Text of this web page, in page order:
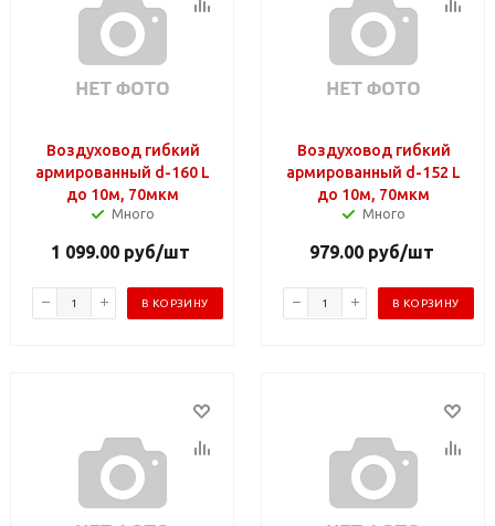
Воздуховод гибкий
армированный d-160 L
до 10м, 70мкм
Много
1 099.00 руб/шт
В КОРЗИНУ
Воздуховод гибкий
армированный d-152 L
до 10м, 70мкм
Много
979.00руб/шт
В КОРЗИНУ